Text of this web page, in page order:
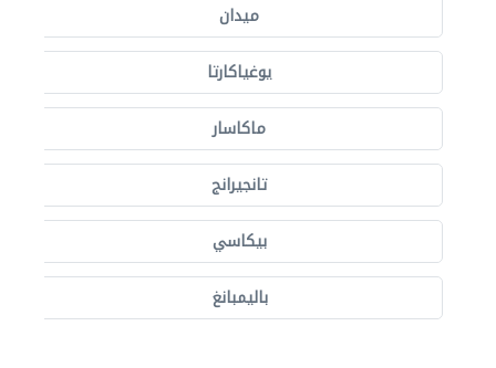
ميدان
يوغياكارتا
ماكاسار
تانجيرانج
بيكاسي
باليمبانغ